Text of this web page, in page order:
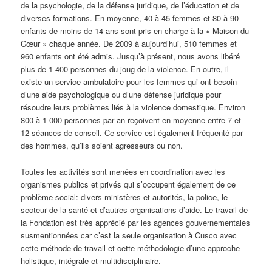
de la psychologie, de la défense juridique, de l’éducation et de
diverses formations. En moyenne, 40 à 45 femmes et 80 à 90
enfants de moins de 14 ans sont pris en charge à la « Maison du
Cœur » chaque année. De 2009 à aujourd’hui, 510 femmes et
960 enfants ont été admis. Jusqu’à présent, nous avons libéré
plus de 1 400 personnes du joug de la violence. En outre, il
existe un service ambulatoire pour les femmes qui ont besoin
d’une aide psychologique ou d’une défense juridique pour
résoudre leurs problèmes liés à la violence domestique. Environ
800 à 1 000 personnes par an reçoivent en moyenne entre 7 et
12 séances de conseil. Ce service est également fréquenté par
des hommes, qu’ils soient agresseurs ou non.
Toutes les activités sont menées en coordination avec les
organismes publics et privés qui s’occupent également de ce
problème social: divers ministères et autorités, la police, le
secteur de la santé et d’autres organisations d’aide. Le travail de
la Fondation est très apprécié par les agences gouvernementales
susmentionnées car c’est la seule organisation à Cusco avec
cette méthode de travail et cette méthodologie d’une approche
holistique, intégrale et multidisciplinaire.